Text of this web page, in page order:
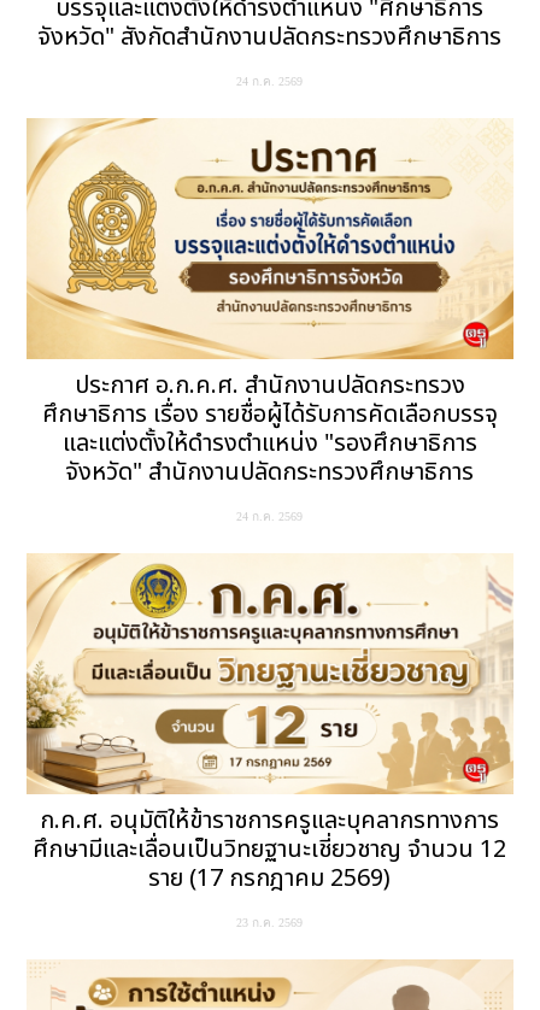
บรรจุและแต่งตั้งให้ดำรงตำแหน่ง "ศึกษาธิการ
จังหวัด" สังกัดสำนักงานปลัดกระทรวงศึกษาธิการ
24 ก.ค. 2569
ประกาศ อ.ก.ค.ศ. สำนักงานปลัดกระทรวง
ศึกษาธิการ เรื่อง รายชื่อผู้ได้รับการคัดเลือกบรรจุ
และแต่งตั้งให้ดำรงตำแหน่ง "รองศึกษาธิการ
จังหวัด" สำนักงานปลัดกระทรวงศึกษาธิการ
24 ก.ค. 2569
ก.ค.ศ. อนุมัติให้ข้าราชการครูและบุคลากรทางการ
ศึกษามีและเลื่อนเป็นวิทยฐานะเชี่ยวชาญ จำนวน 12
ราย (17 กรกฎาคม 2569)
23 ก.ค. 2569